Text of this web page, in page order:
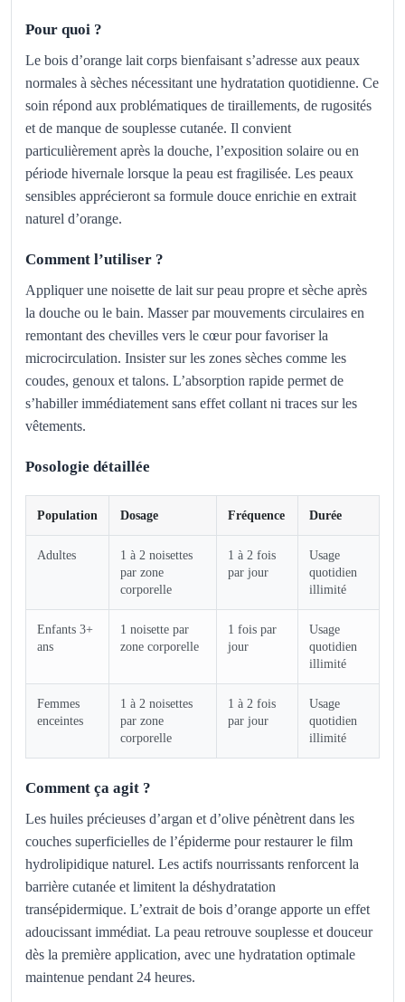
Pour quoi ?
Le bois d’orange lait corps bienfaisant s’adresse aux peaux
normales à sèches nécessitant une hydratation quotidienne. Ce
soin répond aux problématiques de tiraillements, de rugosités
et de manque de souplesse cutanée. Il convient
particulièrement après la douche, l’exposition solaire ou en
période hivernale lorsque la peau est fragilisée. Les peaux
sensibles apprécieront sa formule douce enrichie en extrait
naturel d’orange.
Comment l’utiliser ?
Appliquer une noisette de lait sur peau propre et sèche après
la douche ou le bain. Masser par mouvements circulaires en
remontant des chevilles vers le cœur pour favoriser la
microcirculation. Insister sur les zones sèches comme les
coudes, genoux et talons. L’absorption rapide permet de
s’habiller immédiatement sans effet collant ni traces sur les
vêtements.
Posologie détaillée
Population Dosage Fréquence Durée
Adultes
1 à 2 noisettes
par zone
corporelle
1 à 2 fois
par jour
Usage
quotidien
illimité
Enfants 3+
ans
1 noisette par
zone corporelle
1 fois par
jour
Usage
quotidien
illimité
Femmes
enceintes
1 à 2 noisettes
par zone
corporelle
1 à 2 fois
par jour
Usage
quotidien
illimité
Comment ça agit ?
Les huiles précieuses d’argan et d’olive pénètrent dans les
couches superficielles de l’épiderme pour restaurer le film
hydrolipidique naturel. Les actifs nourrissants renforcent la
barrière cutanée et limitent la déshydratation
transépidermique. L’extrait de bois d’orange apporte un effet
adoucissant immédiat. La peau retrouve souplesse et douceur
dès la première application, avec une hydratation optimale
maintenue pendant 24 heures.